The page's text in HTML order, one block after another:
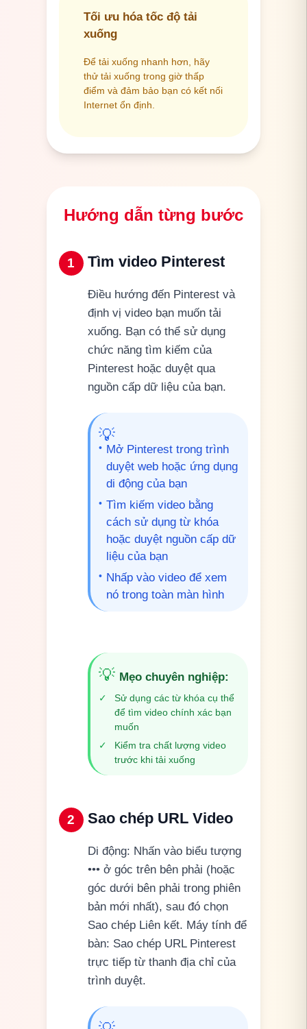
Tối ưu hóa tốc độ tải
xuống
Để tải xuống nhanh hơn, hãy
thử tải xuống trong giờ thấp
điểm và đảm bảo bạn có kết nối
Internet ổn định.
Hướng dẫn từng bước
1 Tìm video Pinterest
Điều hướng đến Pinterest và
định vị video bạn muốn tải
xuống. Bạn có thể sử dụng
chức năng tìm kiếm của
Pinterest hoặc duyệt qua
nguồn cấp dữ liệu của bạn.
💡
• Mở Pinterest trong trình
duyệt web hoặc ứng dụng
di động của bạn
• Tìm kiếm video bằng
cách sử dụng từ khóa
hoặc duyệt nguồn cấp dữ
liệu của bạn
• Nhấp vào video để xem
nó trong toàn màn hình
💡 Mẹo chuyên nghiệp:
✓
Sử dụng các từ khóa cụ thể
để tìm video chính xác bạn
muốn
✓
Kiểm tra chất lượng video
trước khi tải xuống
2 Sao chép URL Video
Di động: Nhấn vào biểu tượng
••• ở góc trên bên phải (hoặc
góc dưới bên phải trong phiên
bản mới nhất), sau đó chọn
Sao chép Liên kết. Máy tính để
bàn: Sao chép URL Pinterest
trực tiếp từ thanh địa chỉ của
trình duyệt.